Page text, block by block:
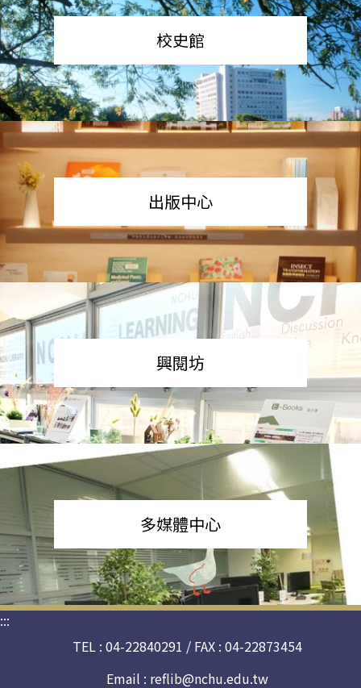
校史館
出版中心
興閱坊
多媒體中心
:::
TEL : 04-22840291 / FAX : 04-22873454
Email : reflib@nchu.edu.tw